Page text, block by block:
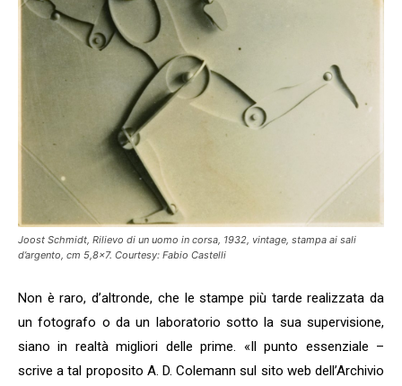
Joost Schmidt, Rilievo di un uomo in corsa, 1932, vintage, stampa ai sali
d’argento, cm 5,8×7. Courtesy: Fabio Castelli
Non è raro, d’altronde, che le stampe più tarde realizzata da
un fotografo o da un laboratorio sotto la sua supervisione,
siano in realtà migliori delle prime. «Il punto essenziale –
scrive a tal proposito A. D. Colemann sul sito web dell’Archivio